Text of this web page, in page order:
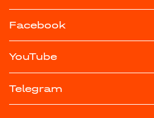
Facebook
YouTube
Telegram